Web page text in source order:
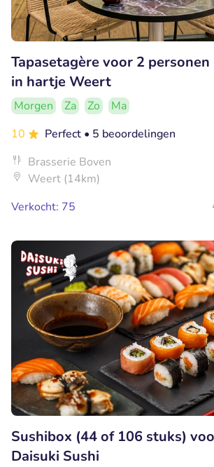
Tapasetagère voor 2
in hartje Weert
Morgen Za Zo
Ma
10
Perfect • 5 beoordelingen
Brasserie Boven
Weert (14km)
Verkocht: 75
Sushibox (44 of 106 stuks)
Daisuki Sushi